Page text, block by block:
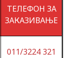
ТЕЛЕФОН ЗА
ЗАКАЗИВАЊЕ
011/3224 321